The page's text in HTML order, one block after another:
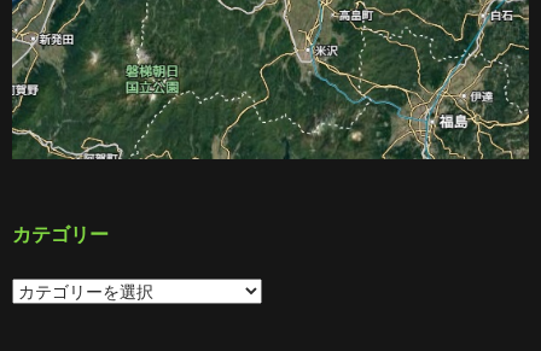
カテゴリー
カ
テ